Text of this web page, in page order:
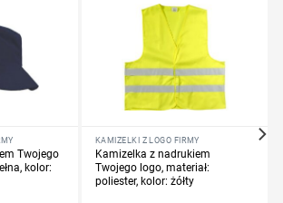
Twojego
kolor:
KAMIZELKI Z LOGO FIRMY
Kamizelka z nadrukiem
Twojego logo, materiał:
poliester, kolor: żółty